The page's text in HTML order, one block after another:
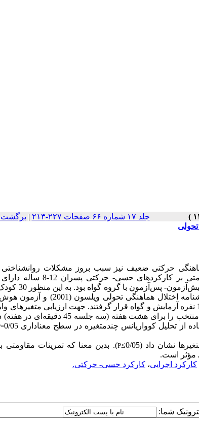
جلد ۱۷ شماره ۶۶ صفحات ۲۲۷-۲۱۳ | برگشت
حرکتی ضعیف نیز سبب بروز مشکلات روانشناختی
بر کارکردهای حسی- حرکتی پسران 12-8 ساله دارای
پس‌آزمون با گروه گواه بود. به این منظور 30
گواه قرار گرفتند. جهت ارزیابی متغیرهای
منتخب را برای هشت هفته (سه جلسه 45 دقیقه‌ای در هفته)
از تحلیل کوواریانس چندمتغیره در سطح معناداری0/05
=
نشان داد (0/05≥
P). بدین معنا که تمرینات مقاومتی
مؤثر است.
کارکرد اجرایی، کارکرد حسی- حرکتی.
شما: